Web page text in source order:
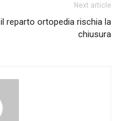
Next article
il reparto ortopedia rischia la
chiusura